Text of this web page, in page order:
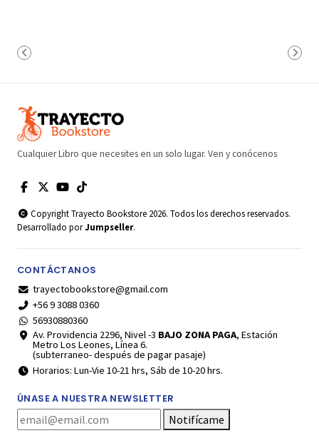
Cualquier Libro que necesites en un solo lugar. Ven y conócenos
Copyright Trayecto Bookstore 2026. Todos los derechos reservados.
Desarrollado porJumpseller.
CONTÁCTANOS
trayectobookstore@gmail.com
+56 9 3088 0360
56930880360
Av. Providencia 2296, Nivel -3 BAJO ZONA PAGA, Estación
Metro Los Leones, Línea 6.
(subterraneo- después de pagar pasaje)
Horarios: Lun-Vie 10-21 hrs, Sáb de 10-20 hrs.
ÚNASE A NUESTRA NEWSLETTER
Notifícame